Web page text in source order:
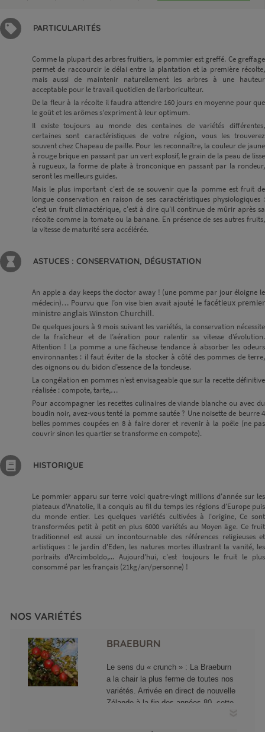
PARTICULARITÉS
Comme la plupart des arbres fruitiers, le pommier est greffé. Ce greffage
permet de raccourcir le délai entre la plantation et la première récolte,
mais aussi de maintenir naturellement les arbres à une hauteur
acceptable pour le travail quotidien de l’arboriculteur.
De la fleur à la récolte il faudra attendre 160 jours en moyenne pour que
le goût et les arômes s'expriment à leur optimum.
Il existe toujours au monde des centaines de variétés différentes,
certaines sont caractéristiques de votre région, vous les trouverez
souvent chez Chapeau de paille. Pour les reconnaître, la couleur de jaune
à rouge brique en passant par un vert explosif, le grain de la peau de lisse
à rugueux, la forme de plate à tronconique en passant par la rondeur,
seront les meilleurs guides.
Mais le plus important c'est de se souvenir que la pomme est fruit de
longue conservation en raison de ses caractéristiques physiologiques :
c'est un fruit climactérique, c'est à dire qu'il continue de mûrir après sa
récolte comme la tomate ou la banane. En présence de ses autres fruits,
la vitesse de maturité sera accélérée.
ASTUCES : CONSERVATION, DÉGUSTATION
An apple a day keeps the doctor away ! (une pomme par jour éloigne le
médecin)… Pourvu que l’on vise bien avait ajouté le facétieux premier
ministre anglais Winston Churchill.
De quelques jours à 9 mois suivant les variétés, la conservation nécessite
de la fraîcheur et de l’aération pour ralentir sa vitesse d’évolution.
Attention ! La pomme a une fâcheuse tendance à absorber les odeurs
environnantes : il faut éviter de la stocker à côté des pommes de terre,
des oignons ou du bidon d’essence de la tondeuse.
La congélation en pommes n’est envisageable que sur la recette définitive
réalisée : compote, tarte,…
Pour accompagner les recettes culinaires de viande blanche ou avec du
boudin noir, avez-vous tenté la pomme sautée ? Une noisette de beurre 4
belles pommes coupées en 8 à faire dorer et revenir à la poêle (ne pas
couvrir sinon les quartier se transforme en compote).
HISTORIQUE
Le pommier apparu sur terre voici quatre-vingt millions d'année sur les
plateaux d'Anatolie, Il a conquis au fil du temps les régions d'Europe puis
du monde entier. Les quelques variétés cultivées à l'origine, Ce sont
transformées petit à petit en plus 6000 variétés au Moyen âge. Ce fruit
traditionnel est aussi un incontournable des références religieuses et
artistiques : le jardin d'Eden, les natures mortes illustrant la vanité, les
portraits d'Arcimboldo,... Aujourd'hui, c'est toujours le fruit le plus
consommé par les français (21kg/an/personne) !
NOS VARIÉTÉS
BRAEBURN
Le sens du « crunch » : La Braeburn
a la chair la plus ferme de toutes nos
variétés. Arrivée en direct de nouvelle
Zélande à la fin des années 80, cette